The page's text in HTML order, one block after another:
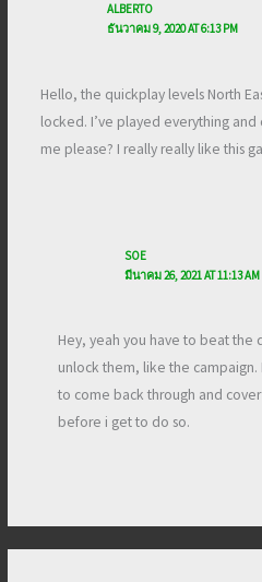
ALBERTO
ธันวาคม 9, 2020 AT 6:13 PM
Hello, the quickplay levels North
locked. I’ve played everything and
me please? I really really like this
SOE
มีนาคม 26, 2021 AT 11:13 AM
Hey, yeah you have to beat the
unlock them, like the
to come back through and
before i get to do so.